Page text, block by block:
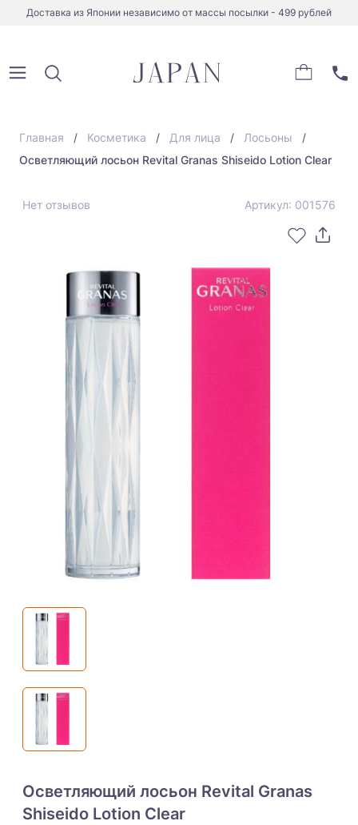
Доставка из Японии независимо от массы посылки - 499 рублей
Главная Косметика Для лица
Лосьоны
Осветляющий лосьон Revital Granas Shiseido Lotion Clear
Нет отзывов Артикул: 001576
Осветляющий лосьон Revital Granas
Shiseido Lotion Clear